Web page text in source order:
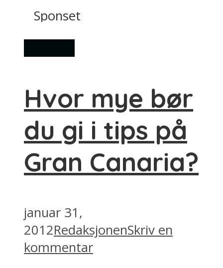
Sponset
Hvor mye bør
du gi i tips på
Gran Canaria?
januar 31,
2012RedaksjonenSkriv en
kommentar